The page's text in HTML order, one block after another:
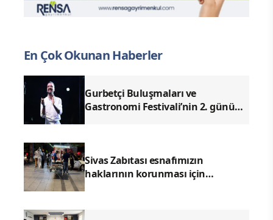
En Çok Okunan Haberler
Gurbetçi Buluşmaları ve
Gastronomi Festivali’nin 2. günü
Sivas Zabıtası esnafımızın
haklarının korunması için